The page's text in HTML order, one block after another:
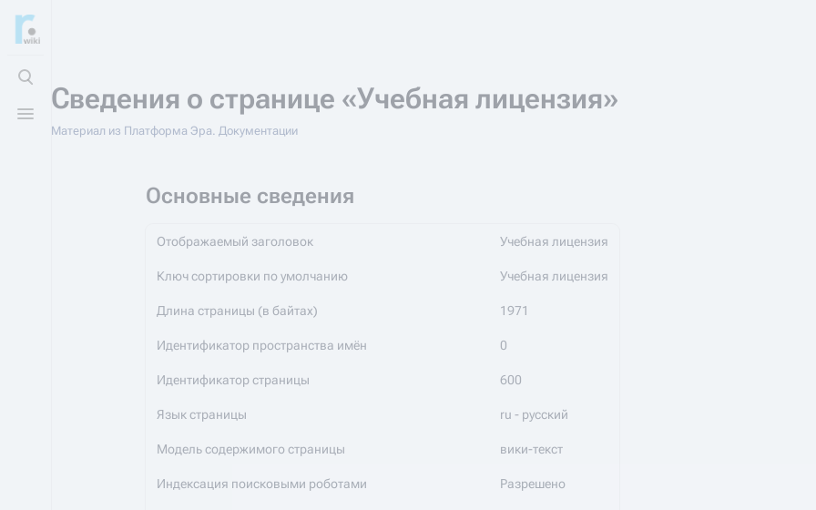
Открыть поиск
Открыть меню
Сведения о странице «Учебная лицензия»
Материал из Платформа Эра. Документации
Основные сведения
Отображаемый заголовок Учебная лицензия
Ключ сортировки по умолчанию Учебная лицензия
Длина страницы (в байтах) 1971
Идентификатор пространства имён 0
Идентификатор страницы 600
Язык страницы ru - русский
Модель содержимого страницы вики-текст
Индексация поисковыми роботами Разрешено